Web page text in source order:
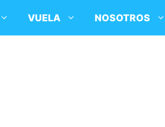
VUELA NOSOTROS